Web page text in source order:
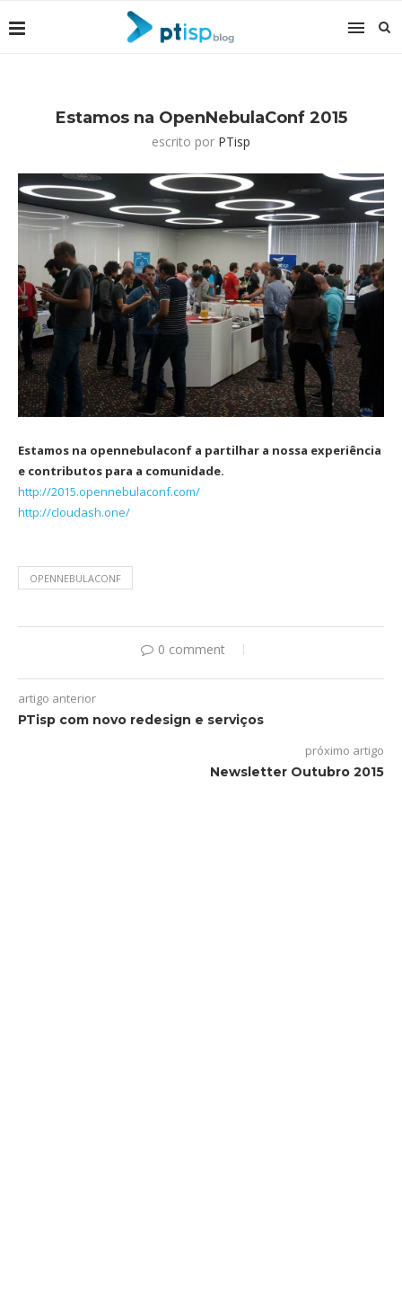
Estamos na OpenNebulaConf 2015
escrito por PTisp
Estamos na opennebulaconf a partilhar a nossa experiência
e contributos para a comunidade.
http://2015.opennebulaconf.com/
http://cloudash.one/
OPENNEBULACONF
0 comment
artigo anterior
PTisp com novo redesign e serviços
próximo artigo
Newsletter Outubro 2015